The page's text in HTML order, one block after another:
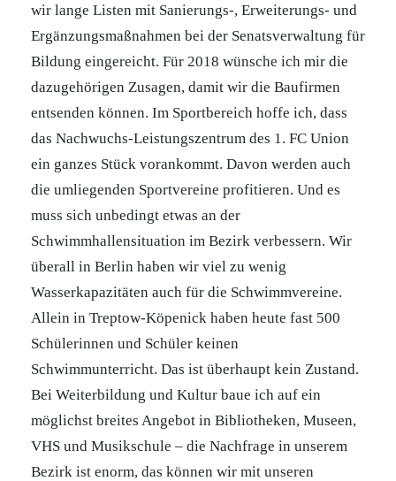
wir lange Listen mit Sanierungs-, Erweiterungs- und
Ergänzungsmaßnahmen bei der Senatsverwaltung für
Bildung eingereicht. Für 2018 wünsche ich mir die
dazugehörigen Zusagen, damit wir die Baufirmen
entsenden können. Im Sportbereich hoffe ich, dass
das Nachwuchs-Leistungszentrum des 1. FC Union
ein ganzes Stück vorankommt. Davon werden auch
die umliegenden Sportvereine profitieren. Und es
muss sich unbedingt etwas an der
Schwimmhallensituation im Bezirk verbessern. Wir
überall in Berlin haben wir viel zu wenig
Wasserkapazitäten auch für die Schwimmvereine.
Allein in Treptow-Köpenick haben heute fast 500
Schülerinnen und Schüler keinen
Schwimmunterricht. Das ist überhaupt kein Zustand.
Bei Weiterbildung und Kultur baue ich auf ein
möglichst breites Angebot in Bibliotheken, Museen,
VHS und Musikschule – die Nachfrage in unserem
Bezirk ist enorm, das können wir mit unseren